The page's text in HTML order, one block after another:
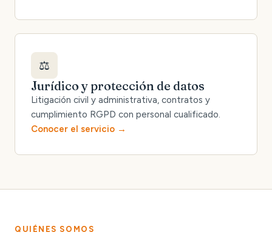
⚖️
Jurídico y protección de datos
Litigación civil y administrativa, contratos y
cumplimiento RGPD con personal cualificado.
Conocer el servicio
QUIÉNES SOMOS